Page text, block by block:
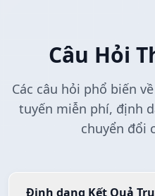
Câu Hỏi
Các câu hỏi phổ biến
tuyến miễn phí, định
chuyển đổi
Định dạng Kết Quả